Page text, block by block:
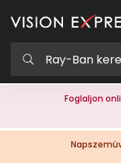
Foglaljon